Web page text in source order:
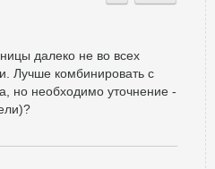
далеко не во всех
Лучше комбинировать с
но необходимо уточнение -